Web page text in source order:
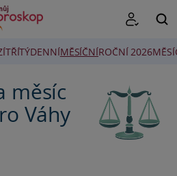
TÝDENNÍMĚSÍČNÍROČNÍ 2026
měsíc
Váhy